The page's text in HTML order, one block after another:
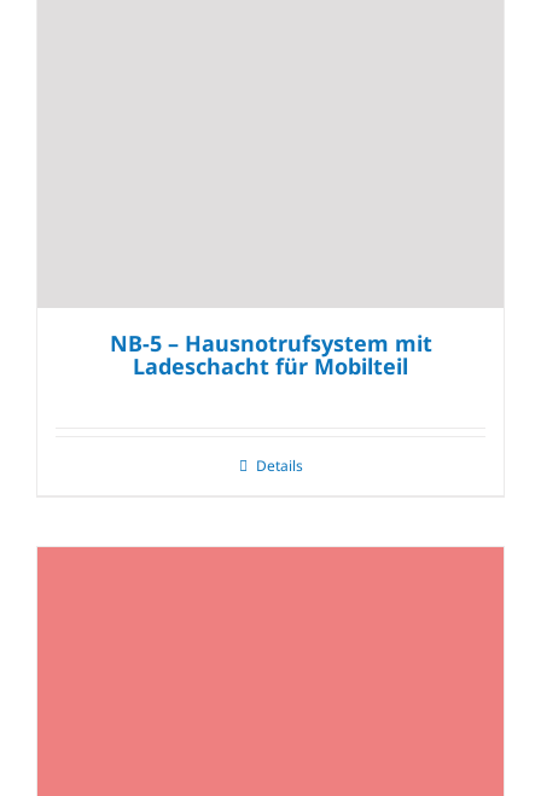
NB-5 – Hausnotrufsystem mit
Ladeschacht für Mobilteil
Details